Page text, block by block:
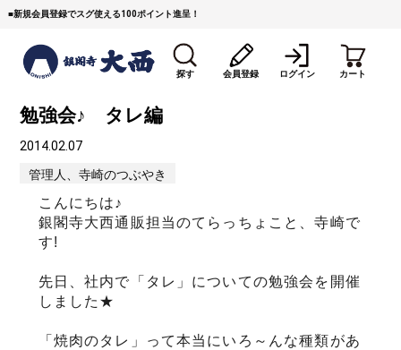
■新規会員登録でスグ使える100ポイント進呈！
探す
しゃぶしゃぶ コマ切れミンチ ローストビーフ
焼豚など（豚肉の加工
品）
牛丼など（牛肉の加工
品）
カレー・コロッケ・ハン
バーグ
会員登録 ログイン カート
勉強会♪ タレ編
2014.02.07
管理人、寺崎のつぶやき
こんにちは♪
銀閣寺大西通販担当のてらっちょこと、寺崎で
す!
先日、社内で「タレ」についての勉強会を開催
しました★
「焼肉のタレ」って本当にいろ～んな種類があ